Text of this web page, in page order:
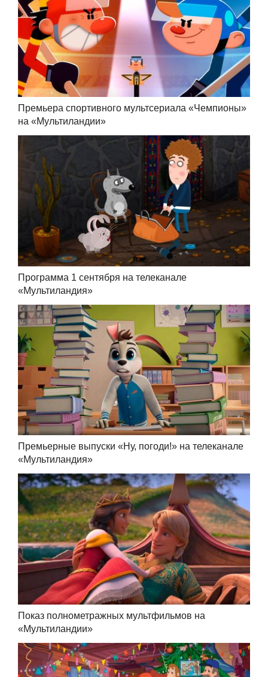
Премьера спортивного мультсериала «Чемпионы»
на «Мультиландии»
Программа 1 сентября на телеканале
«Мультиландия»
Премьерные выпуски «Ну, погоди!» на телеканале
«Мультиландия»
Показ полнометражных мультфильмов на
«Мультиландии»